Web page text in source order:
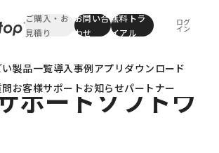
ご購入・お
見積り
お問い合
わせ
無料トラ
イアル
ログ
イン
製品一覧導入事例アプリダウンロード
お客様サポートお知らせパートナー
のリモートアク
ポートソフトウ